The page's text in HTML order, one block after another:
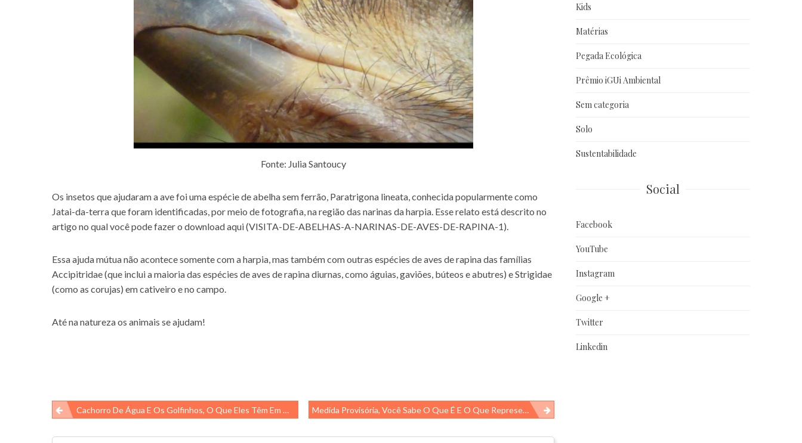
Fonte: Julia Santoucy
Os insetos que ajudaram a ave foi uma espécie de abelha sem ferrão, Paratrigona lineata, conhecida popularmente como
Jatai-da-terra que foram identificadas, por meio de fotografia, na região das narinas da harpia. Esse relato está descrito no
artigo no qual você pode fazer o download aqui (VISITA-DE-ABELHAS-A-NARINAS-DE-AVES-DE-RAPINA-1).
Essa ajuda mútua não acontece somente com a harpia, mas também com outras espécies de aves de rapina das famílias
Accipitridae (que inclui a maioria das espécies de aves de rapina diurnas, como águias, gaviões, búteos e abutres) e Strigidae
(como as corujas) em cativeiro e no campo.
Até na natureza os animais se ajudam!
Navegação
de
Cachorro De Água E Os Golfinhos, O Que Eles Têm Em Comum? Medida Provisória, Você Sabe O Que É E O Que Representa?
Kids
Matérias
Pegada Ecológica
Prêmio iGUi Ambiental
Sem categoria
Solo
Sustentabilidade
Social
Facebook
YouTube
Instagram
Google +
Twitter
Linkedin